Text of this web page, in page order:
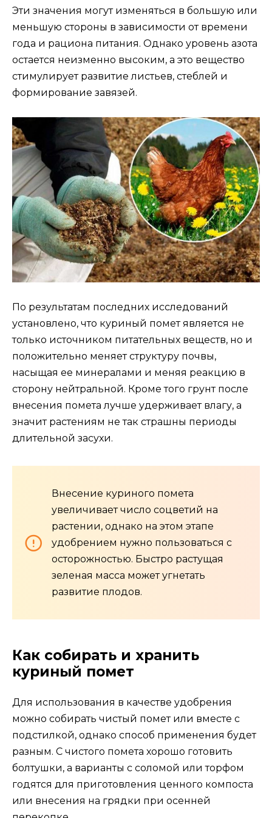
Эти значения могут изменяться в большую или
меньшую стороны в зависимости от времени
года и рациона питания. Однако уровень азота
остается неизменно высоким, а это вещество
стимулирует развитие листьев, стеблей и
формирование завязей.
По результатам последних исследований
установлено, что куриный помет является не
только источником питательных веществ, но и
положительно меняет структуру почвы,
насыщая ее минералами и меняя реакцию в
сторону нейтральной. Кроме того грунт после
внесения помета лучше удерживает влагу, а
значит растениям не так страшны периоды
длительной засухи.
Внесение куриного помета
увеличивает число соцветий на
растении, однако на этом этапе
удобрением нужно пользоваться с
осторожностью. Быстро растущая
зеленая масса может угнетать
развитие плодов.
Как собирать и хранить
куриный помет
Для использования в качестве удобрения
можно собирать чистый помет или вместе с
подстилкой, однако способ применения будет
разным. С чистого помета хорошо готовить
болтушки, а варианты с соломой или торфом
годятся для приготовления ценного компоста
или внесения на грядки при осенней